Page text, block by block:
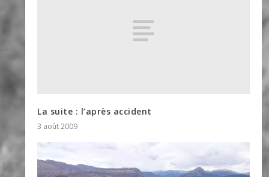
La suite : l’après accident
3 août 2009